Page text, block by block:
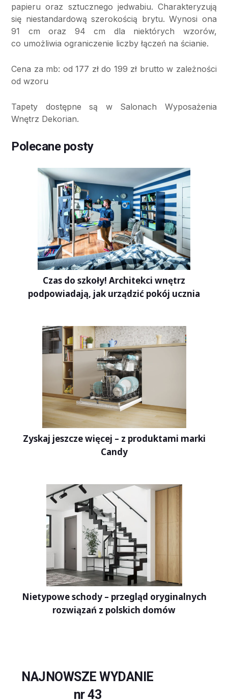
papieru oraz sztucznego jedwabiu. Charakteryzują
się niestandardową szerokością brytu. Wynosi ona
91 cm oraz 94 cm dla niektórych wzorów,
co umożliwia ograniczenie liczby łączeń na ścianie.
Cena za mb: od 177 zł do 199 zł brutto w zależności
od wzoru
Tapety dostępne są w Salonach Wyposażenia
Wnętrz Dekorian.
Polecane posty
Czas do szkoły! Architekci wnętrz
podpowiadają, jak urządzić pokój ucznia
Zyskaj jeszcze więcej – z produktami marki
Candy
Nietypowe schody – przegląd oryginalnych
rozwiązań z polskich domów
NAJNOWSZE WYDANIE
nr 43